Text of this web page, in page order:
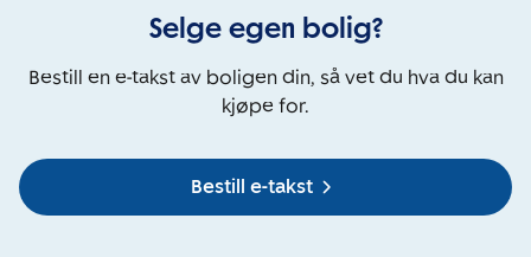
Selge egen bolig?
Bestill en e-takst av boligen din, så vet du hva du kan
kjøpe for.
Bestill e-takst